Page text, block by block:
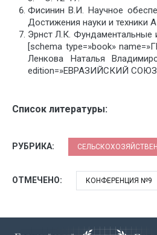
Фисинин В.И. Научное
Достижения науки и
Эрнст Л.К.
[schema type=»book»
Ленкова Наталья
edition=»ЕВРАЗИЙСКИЙ СОЮЗ
Список литературы:
РУБРИКА:
ОТМЕЧЕНО: КОНФЕРЕНЦИЯ №9